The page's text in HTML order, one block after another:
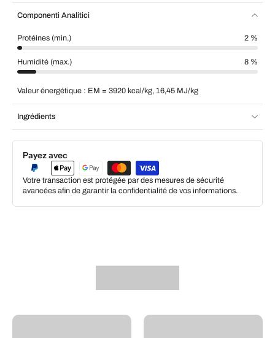
Componenti Analitici
Protéines (min.) 2 %
Humidité (max.) 8 %
Valeur énergétique : EM = 3920 kcal/kg, 16,45 MJ/kg
Ingrédients
Payez avec
Votre transaction est protégée par des mesures de sécurité
avancées afin de garantir la confidentialité de vos informations.